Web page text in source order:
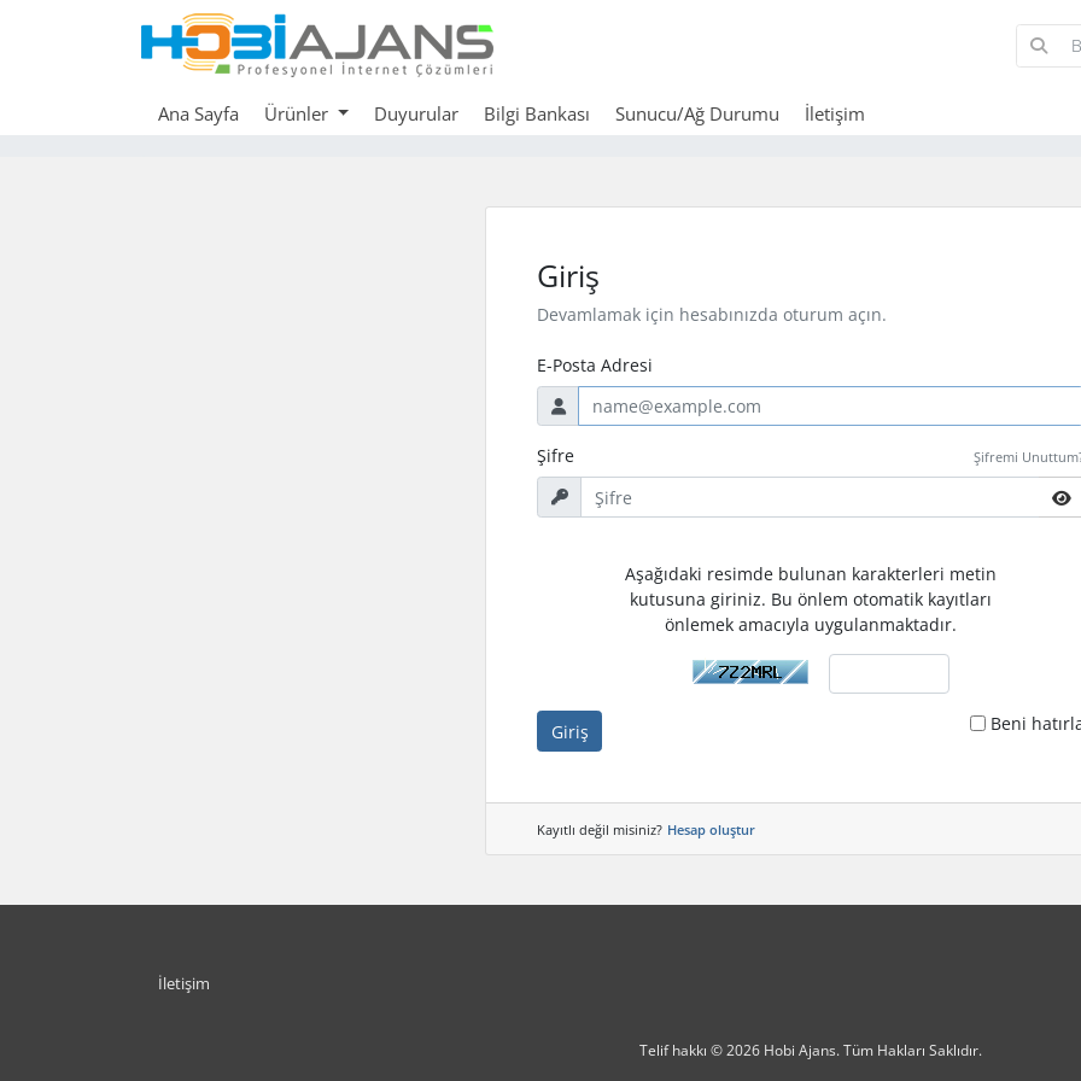
Ana Sayfa Ürünler Duyurular Bilgi Bankası Sunucu/Ağ Durumu İletişim
Giriş
Devamlamak için hesabınızda oturum açın.
E-Posta Adresi
Şifre Şifremi
Aşağıdaki resimde bulunan karakterleri metin
kutusuna giriniz. Bu önlem otomatik kayıtları
önlemek amacıyla uygulanmaktadır.
Giriş Beni
Kayıtlı değil misiniz? Hesap oluştur
İletişim
Telif hakkı © 2026 Hobi Ajans. Tüm Hakları Saklıdır.